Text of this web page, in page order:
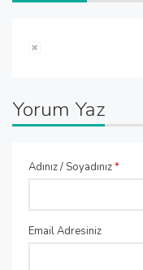
Yorum Yaz
Adınız / Soyadınız*
Email Adresiniz